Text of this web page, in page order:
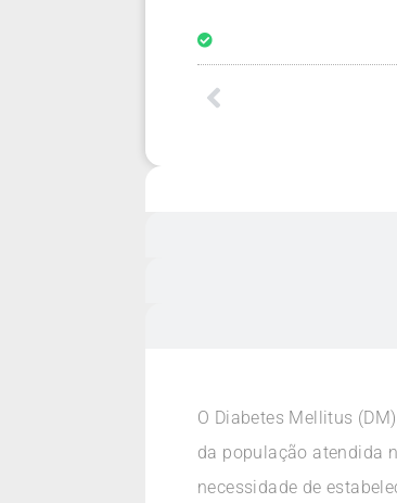
O Diabetes Mellitus
da população atendida
necessidade de